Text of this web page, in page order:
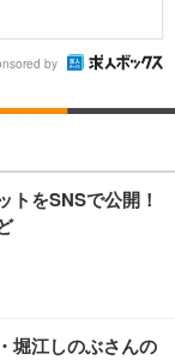
by
トをSNSで公開！
堀江しのぶさんの